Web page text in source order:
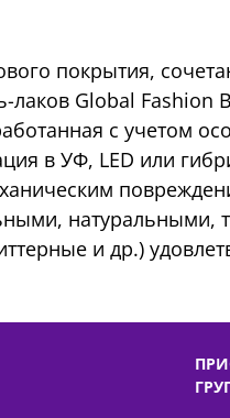
покрытия,
Global Fashion
с учетом
в УФ, LED или
и др.)